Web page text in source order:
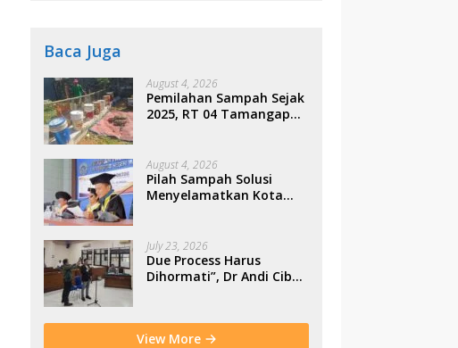
Baca Juga
August 4, 2026
Pemilahan Sampah Sejak
2025, RT 04 Tamangapa
Warga
August 4, 2026
Pilah Sampah Solusi
Menyelamatkan Kota
July 23, 2026
Due Process Harus
Dihormati”, Dr Andi Cibu
Morowali
View More